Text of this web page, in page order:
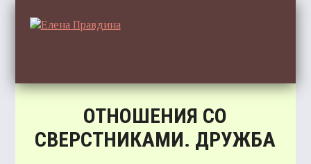
ОТНОШЕНИЯ СО
СВЕРСТНИКАМИ. ДРУЖБА